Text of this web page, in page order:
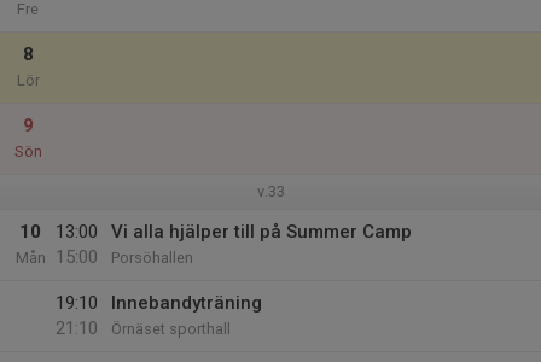
Fre
8
Lör
9
Sön
v.33
10
Mån
13:00
15:00
Vi alla hjälper till på Summer Camp
Porsöhallen
19:10
21:10
Innebandyträning
Örnäset sporthall